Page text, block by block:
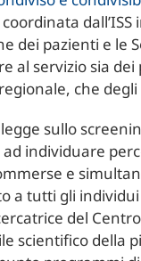
coordinata
dei pazienti e le
al servizio sia
che
sullo
individuare
e
a tutti gli
del
scientifico della